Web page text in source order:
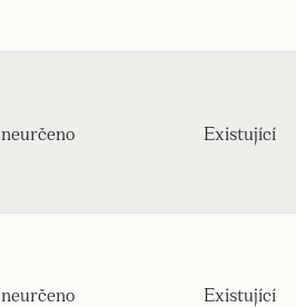
neurčeno Existující
neurčeno Existující